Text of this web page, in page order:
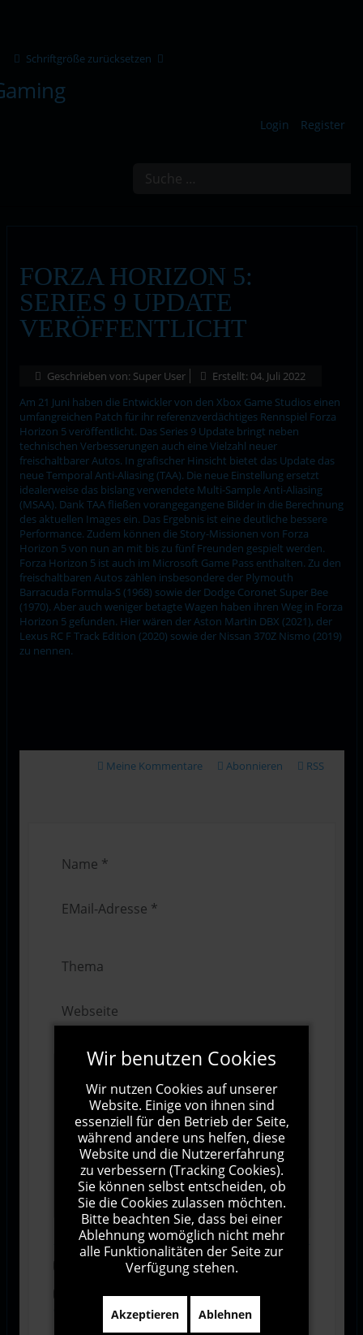
Schriftgröße zurücksetzen
Login Register
FORZA HORIZON 5:
SERIES 9 UPDATE
VERÖFFENTLICHT
Geschrieben von: Super User
Erstellt: 04. Juli 2022
Am 21 Juni haben die Entwickler von den Xbox Game Studios einen
umfangreichen Patch für ihr referenzverdächtiges Rennspiel Forza
Horizon 5 veröffentlicht. Das Series 9 Update bringt neben
technischen Verbesserungen auch eine Vielzahl neuer
freischaltbarer Autos. In grafischer Hinsicht bietet das Update das
neue Temporal Anti-Aliasing (TAA). Die neue Einstellung ersetzt
idealerweise das bislang verwendete Multi-Sample Anti-Aliasing
(MSAA). Dank TAA fließen vorangegangene Bilder in die Berechnung
des aktuellen Images ein. Das Ergebnis ist eine deutliche bessere
Performance. Zudem können die Story-Missionen von Forza
Horizon 5 von nun an mit bis zu fünf Freunden gespielt werden.
Forza Horizon 5 ist auch im Microsoft Game Pass enthalten. Zu den
freischaltbaren Autos zählen insbesondere der Plymouth
Barracuda Formula-S (1968) sowie der Dodge Coronet Super Bee
(1970). Aber auch weniger betagte Wagen haben ihren Weg in Forza
Horizon 5 gefunden. Hier wären der Aston Martin DBX (2021), der
Lexus RC F Track Edition (2020) sowie der Nissan 370Z Nismo (2019)
zu nennen.
Meine Kommentare Abonnieren RSS
1000Zeichen übrig
Ich stimme den Allgemeinen
Geschäftsbedingungen zu.
Wir benutzen Cookies
Wir nutzen Cookies auf unserer
Website. Einige von ihnen sind
essenziell für den Betrieb der Seite,
während andere uns helfen, diese
Website und die Nutzererfahrung
zu verbessern (Tracking Cookies).
Sie können selbst entscheiden, ob
Sie die Cookies zulassen möchten.
Bitte beachten Sie, dass bei einer
Ablehnung womöglich nicht mehr
alle Funktionalitäten der Seite zur
Verfügung stehen.
Akzeptieren Ablehnen